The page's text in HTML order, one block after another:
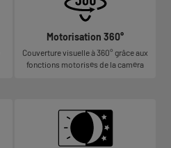
Motorisation 360°
Couverture visuelle à 360° grâce aux
fonctions motorisés de la caméra